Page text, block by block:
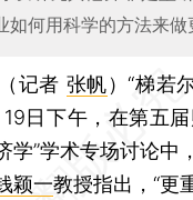
如何用科学的方法来做
记者 张帆）“梯若
日下午，在第五
学”学术专场讨论中
颖一教授指出，“更